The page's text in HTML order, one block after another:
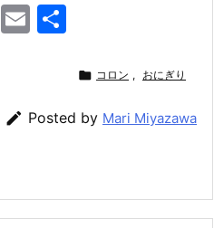
H
a
E
l
 コロン , おにぎり
 Posted by Mari Miyazawa